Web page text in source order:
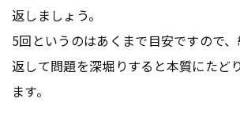
返しましょう。
5回というのはあくまで目安ですので
返して問題を深堀りすると本質にたど
ます。